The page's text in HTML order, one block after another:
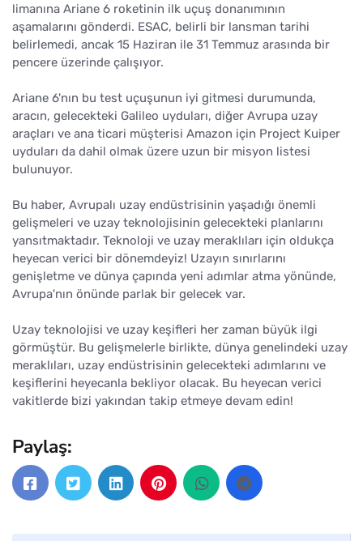
limanına Ariane 6 roketinin ilk uçuş donanımının
aşamalarını gönderdi. ESAC, belirli bir lansman tarihi
belirlemedi, ancak 15 Haziran ile 31 Temmuz arasında bir
pencere üzerinde çalışıyor.
Ariane 6'nın bu test uçuşunun iyi gitmesi durumunda,
aracın, gelecekteki Galileo uyduları, diğer Avrupa uzay
araçları ve ana ticari müşterisi Amazon için Project Kuiper
uyduları da dahil olmak üzere uzun bir misyon listesi
bulunuyor.
Bu haber, Avrupalı uzay endüstrisinin yaşadığı önemli
gelişmeleri ve uzay teknolojisinin gelecekteki planlarını
yansıtmaktadır. Teknoloji ve uzay meraklıları için oldukça
heyecan verici bir dönemdeyiz! Uzayın sınırlarını
genişletme ve dünya çapında yeni adımlar atma yönünde,
Avrupa'nın önünde parlak bir gelecek var.
Uzay teknolojisi ve uzay keşifleri her zaman büyük ilgi
görmüştür. Bu gelişmelerle birlikte, dünya genelindeki uzay
meraklıları, uzay endüstrisinin gelecekteki adımlarını ve
keşiflerini heyecanla bekliyor olacak. Bu heyecan verici
vakitlerde bizi yakından takip etmeye devam edin!
Paylaş: